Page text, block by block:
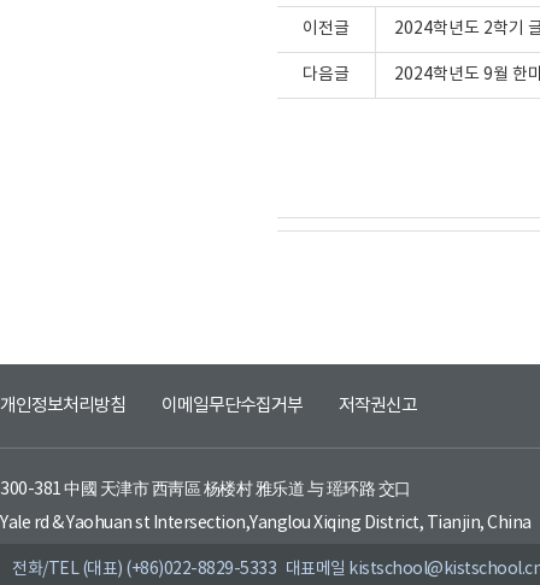
이전글 2024학년도 2학기
다음글 2024학년도 9월 한
개인정보처리방침 이메일무단수집거부 저작권신고
300-381 中國 天津市 西靑區 杨楼村 雅乐道 与 瑶环路 交口
Yale rd & Yaohuan st Intersection,Yanglou Xiqing District, Tianjin, China
전화/TEL (대표) (+86)022-8829-5333 대표메일